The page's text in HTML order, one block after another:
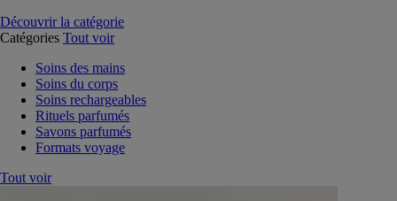
Découvrir la catégorie
Catégories Tout voir
Soins des mains
Soins du corps
Soins rechargeables
Rituels parfumés
Savons parfumés
Formats voyage
Tout voir